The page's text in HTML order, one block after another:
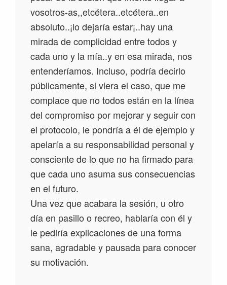
vosotros-as,,etcétera..etcétera..en
absoluto..¡lo dejaría estar¡..hay una
mirada de complicidad entre todos y
cada uno y la mía..y en esa mirada, nos
entenderíamos. Incluso, podría decirlo
públicamente, si viera el caso, que me
complace que no todos están en la línea
del compromiso por mejorar y seguir con
el protocolo, le pondría a él de ejemplo y
apelaría a su responsabilidad personal y
consciente de lo que no ha firmado para
que cada uno asuma sus consecuencias
en el futuro.
Una vez que acabara la sesión, u otro
día en pasillo o recreo, hablaría con él y
le pediría explicaciones de una forma
sana, agradable y pausada para conocer
su motivación.